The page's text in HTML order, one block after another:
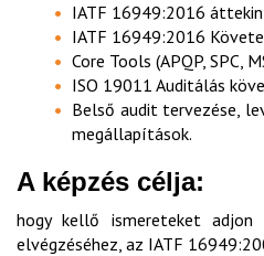
IATF 16949:2016
IATF 16949:2016
Core Tools (APQP, SPC,
ISO 19011 Auditálás
Belső audit tervezése,
megállapítások.
A képzés célja:
hogy kellő ismereteket
elvégzéséhez, az IATF